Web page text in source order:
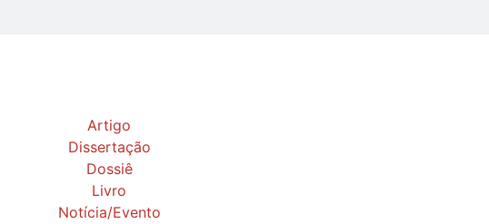
Artigo
Dissertação
Dossiê
Livro
Notícia/Evento